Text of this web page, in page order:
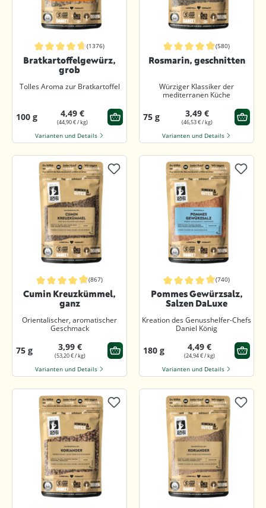
Durchschnittliche Bewertung von 4.8 von 5 Sternen
(1376)
Bratkartoffelgewürz,
grob
Tolles Aroma zur Bratkartoffel
100 g 4,49 €
(44,90 € / kg)
Varianten und Details
Durchschnittliche Bewertung von
(580)
Rosmarin, geschnitten
Würziger Klassiker der
mediterranen Küche
75 g 3,49 €
(46,53 € / kg)
Varianten und Details
Durchschnittliche Bewertung von 4.9 von 5 Sternen
(867)
Cumin Kreuzkümmel,
ganz
Orientalischer, aromatischer
Geschmack
75 g 3,99 €
(53,20 € / kg)
Varianten und Details
Durchschnittliche Bewertung von
(740)
Pommes Gewürzsalz,
Salzen DaLuxe
Kreation des Genusshelfer-Chefs
Daniel König
180 g 4,49 €
(24,94 € / kg)
Varianten und Details